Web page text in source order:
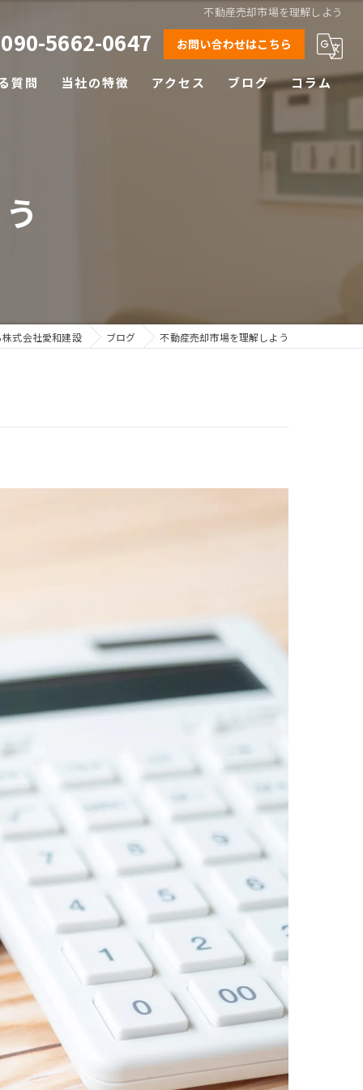
不動産売却市場を理解しよう
090-5662-0647 お問い合わせはこちら
質問 当社の特徴 アクセス ブログ コラム
式会社愛和建設 ブログ 不動産売却市場を理解しよう